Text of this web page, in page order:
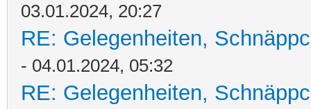
03.01.2024, 20:27
RE: Gelegenheiten,
- 04.01.2024, 05:32
RE: Gelegenheiten,